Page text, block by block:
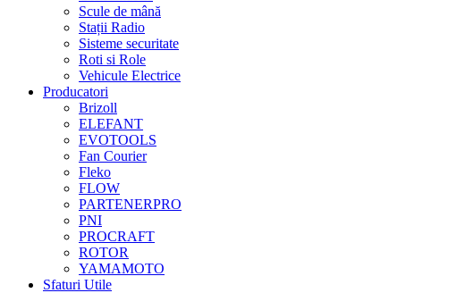
Scule de mână
Stații Radio
Sisteme securitate
Roti si Role
Vehicule Electrice
Producatori
Brizoll
ELEFANT
EVOTOOLS
Fan Courier
Fleko
FLOW
PARTENERPRO
PNI
PROCRAFT
ROTOR
YAMAMOTO
Sfaturi Utile